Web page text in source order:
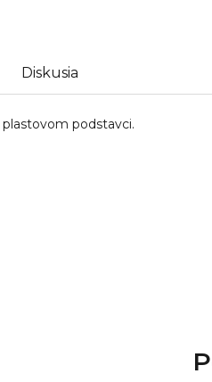
Diskusia
podstavci.